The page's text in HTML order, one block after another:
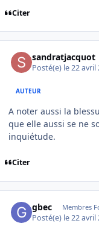
Citer
sandratjacquot
Posté(e) le 22 avril
AUTEUR
A noter aussi la
que elle aussi se ne
inquiétude.
Citer
gbec Membres
Posté(e) le 22 avril